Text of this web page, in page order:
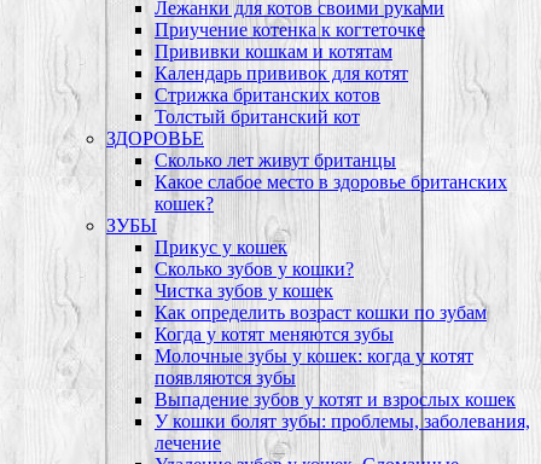
Лежанки для котов своими руками
Приучение котенка к когтеточке
Прививки кошкам и котятам
Календарь прививок для котят
Стрижка британских котов
Толстый британский кот
ЗДОРОВЬЕ
Сколько лет живут британцы
Какое слабое место в здоровье британских
кошек?
ЗУБЫ
Прикус у кошек
Сколько зубов у кошки?
Чистка зубов у кошек
Как определить возраст кошки по зубам
Когда у котят меняются зубы
Молочные зубы у кошек: когда у котят
появляются зубы
Выпадение зубов у котят и взрослых кошек
У кошки болят зубы: проблемы, заболевания,
лечение